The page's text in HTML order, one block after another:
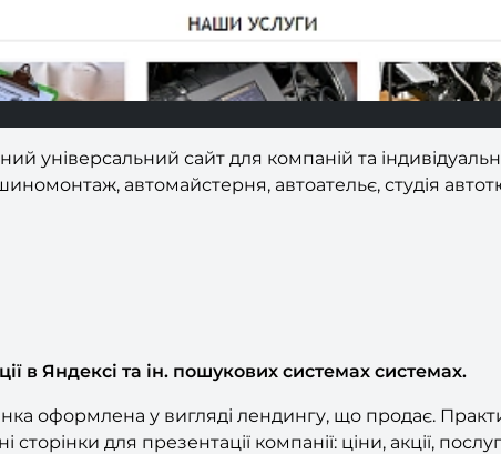
універсальний сайт для компаній та
автомайстерня, автоательє, студія
в Яндексі та ін. пошукових системах системах.
оформлена у вигляді лендингу, що продає.
для презентації компанії: ціни, акції,